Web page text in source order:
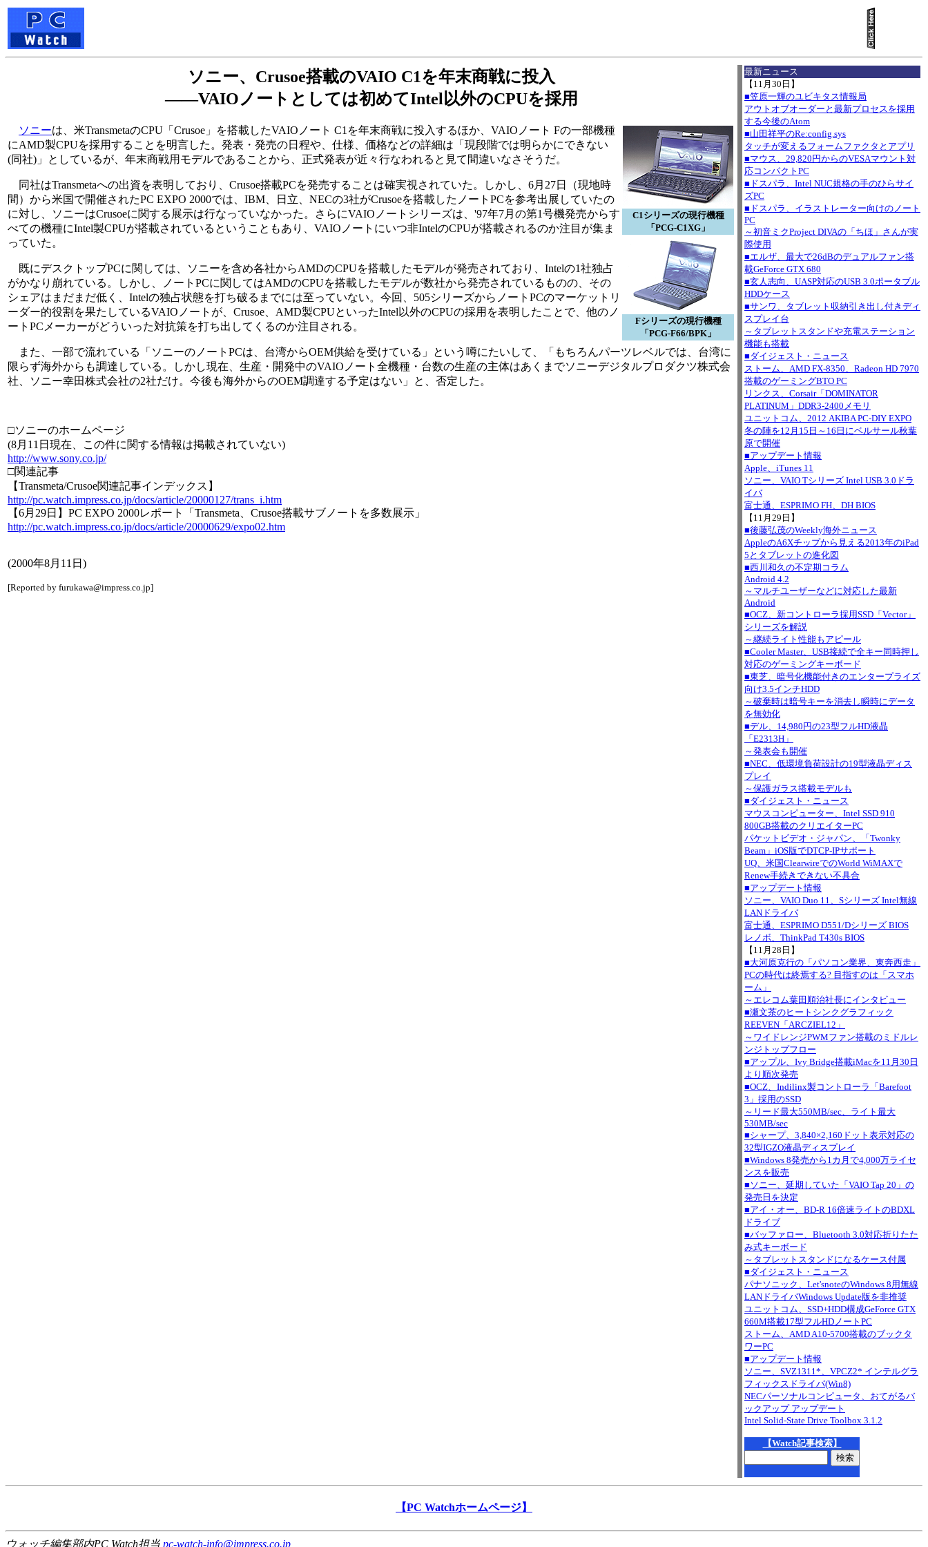
ソニー、Crusoe搭載のVAIO C1を年末商戦に投入
――VAIOノートとしては初めてIntel以外のCPUを採用
C1シリーズの現行機種
「PCG-C1XG」
Fシリーズの現行機種
「PCG-F66/BPK」
ソニーは、米TransmetaのCPU「Crusoe」を搭載したVAIOノート C1を年末商戦に投入するほか、VAIOノート Fの一部機種
にAMD製CPUを採用することを明言した。発表・発売の日程や、仕様、価格などの詳細は「現段階では明らかにできない
(同社)」としているが、年末商戦用モデルであることから、正式発表が近々行なわれると見て間違いなさそうだ。
同社はTransmetaへの出資を表明しており、Crusoe搭載PCを発売することは確実視されていた。しかし、6月27日（現地時
間）から米国で開催されたPC EXPO 2000では、IBM、日立、NECの3社がCrusoeを搭載したノートPCを参考出展していたの
に対し、ソニーはCrusoeに関する展示は行なっていなかった。さらにVAIOノートシリーズは、'97年7月の第1号機発売からす
べての機種にIntel製CPUが搭載されているということもあり、VAIOノートにいつ非IntelのCPUが搭載されるのか注目が集ま
っていた。
既にデスクトップPCに関しては、ソニーを含め各社からAMDのCPUを搭載したモデルが発売されており、Intelの1社独占
がかなり崩れている。しかし、ノートPCに関してはAMDのCPUを搭載したモデルが数社から発売されているものの、その
シェアはまだまだ低く、Intelの独占状態を打ち破るまでには至っていない。今回、505シリーズからノートPCのマーケットリ
ーダー的役割を果たしているVAIOノートが、Crusoe、AMD製CPUといったIntel以外のCPUの採用を表明したことで、他のノ
ートPCメーカーがどういった対抗策を打ち出してくるのか注目される。
また、一部で流れている「ソニーのノートPCは、台湾からOEM供給を受けている」という噂にたいして、「もちろんパーツレベルでは、台湾に
限らず海外からも調達している。しかし現在、生産・開発中のVAIOノート全機種・台数の生産の主体はあくまでソニーデジタルプロダクツ株式会
社、ソニー幸田株式会社の2社だけ。今後も海外からのOEM調達する予定はない」と、否定した。
□ソニーのホームページ
(8月11日現在、この件に関する情報は掲載されていない)
http://www.sony.co.jp/
□関連記事
【Transmeta/Crusoe関連記事インデックス】
http://pc.watch.impress.co.jp/docs/article/20000127/trans_i.htm
【6月29日】PC EXPO 2000レポート「Transmeta、Crusoe搭載サブノートを多数展示」
http://pc.watch.impress.co.jp/docs/article/20000629/expo02.htm
(2000年8月11日)
[Reported by furukawa@impress.co.jp]
最新ニュース
【11月30日】
■笠原一輝のユビキタス情報局
アウトオブオーダーと最新プロセスを採用
する今後のAtom
■山田祥平のRe:config.sys
タッチが変えるフォームファクタとアプリ
■マウス、29,820円からのVESAマウント対
応コンパクトPC
■ドスパラ、Intel NUC規格の手のひらサイ
ズPC
■ドスパラ、イラストレーター向けのノート
PC
～初音ミクProject DIVAの「ちほ」さんが実
際使用
■エルザ、最大で26dBのデュアルファン搭
載GeForce GTX 680
■玄人志向、UASP対応のUSB 3.0ポータブル
HDDケース
■サンワ、タブレット収納引き出し付きディ
スプレイ台
～タブレットスタンドや充電ステーション
機能も搭載
■ダイジェスト・ニュース
ストーム、AMD FX-8350、Radeon HD 7970
搭載のゲーミングBTO PC
リンクス、Corsair「DOMINATOR
PLATINUM」DDR3-2400メモリ
ユニットコム、2012 AKIBA PC-DIY EXPO
冬の陣を12月15日～16日にベルサール秋葉
原で開催
■アップデート情報
Apple、iTunes 11
ソニー、VAIO Tシリーズ Intel USB 3.0ドラ
イバ
富士通、ESPRIMO FH、DH BIOS
【11月29日】
■後藤弘茂のWeekly海外ニュース
AppleのA6Xチップから見える2013年のiPad
5とタブレットの進化図
■西川和久の不定期コラム
Android 4.2
～マルチユーザーなどに対応した最新
Android
■OCZ、新コントローラ採用SSD「Vector」
シリーズを解説
～継続ライト性能もアピール
■Cooler Master、USB接続で全キー同時押し
対応のゲーミングキーボード
■東芝、暗号化機能付きのエンタープライズ
向け3.5インチHDD
～破棄時は暗号キーを消去し瞬時にデータ
を無効化
■デル、14,980円の23型フルHD液晶
「E2313H」
～発表会も開催
■NEC、低環境負荷設計の19型液晶ディス
プレイ
～保護ガラス搭載モデルも
■ダイジェスト・ニュース
マウスコンピューター、Intel SSD 910
800GB搭載のクリエイターPC
パケットビデオ・ジャパン、「Twonky
Beam」iOS版でDTCP-IPサポート
UQ、米国ClearwireでのWorld WiMAXで
Renew手続きできない不具合
■アップデート情報
ソニー、VAIO Duo 11、Sシリーズ Intel無線
LANドライバ
富士通、ESPRIMO D551/Dシリーズ BIOS
レノボ、ThinkPad T430s BIOS
【11月28日】
■大河原克行の「パソコン業界、東奔西走」
PCの時代は終焉する? 目指すのは「スマホ
ーム」
～エレコム葉田順治社長にインタビュー
■瀬文茶のヒートシンクグラフィック
REEVEN「ARCZIEL12」
～ワイドレンジPWMファン搭載のミドルレ
ンジトップフロー
■アップル、Ivy Bridge搭載iMacを11月30日
より順次発売
■OCZ、Indilinx製コントローラ「Barefoot
3」採用のSSD
～リード最大550MB/sec、ライト最大
530MB/sec
■シャープ、3,840×2,160ドット表示対応の
32型IGZO液晶ディスプレイ
■Windows 8発売から1カ月で4,000万ライセ
ンスを販売
■ソニー、延期していた「VAIO Tap 20」の
発売日を決定
■アイ・オー、BD-R 16倍速ライトのBDXL
ドライブ
■バッファロー、Bluetooth 3.0対応折りたた
み式キーボード
～タブレットスタンドになるケース付属
■ダイジェスト・ニュース
パナソニック、Let'snoteのWindows 8用無線
LANドライバWindows Update版を非推奨
ユニットコム、SSD+HDD構成GeForce GTX
660M搭載17型フルHDノートPC
ストーム、AMD A10-5700搭載のブックタ
ワーPC
■アップデート情報
ソニー、SVZ1311*、VPCZ2* インテルグラ
フィックスドライバ(Win8)
NECパーソナルコンピュータ、おてがるバ
ックアップ アップデート
Intel Solid-State Drive Toolbox 3.1.2
【Watch記事検索】
【PC Watchホームページ】
ウォッチ編集部内PC Watch担当 pc-watch-info@impress.co.jp